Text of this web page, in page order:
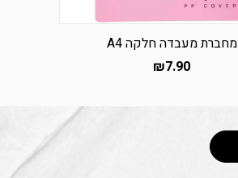
מחברת מעבדה חלקה A4
₪7.90